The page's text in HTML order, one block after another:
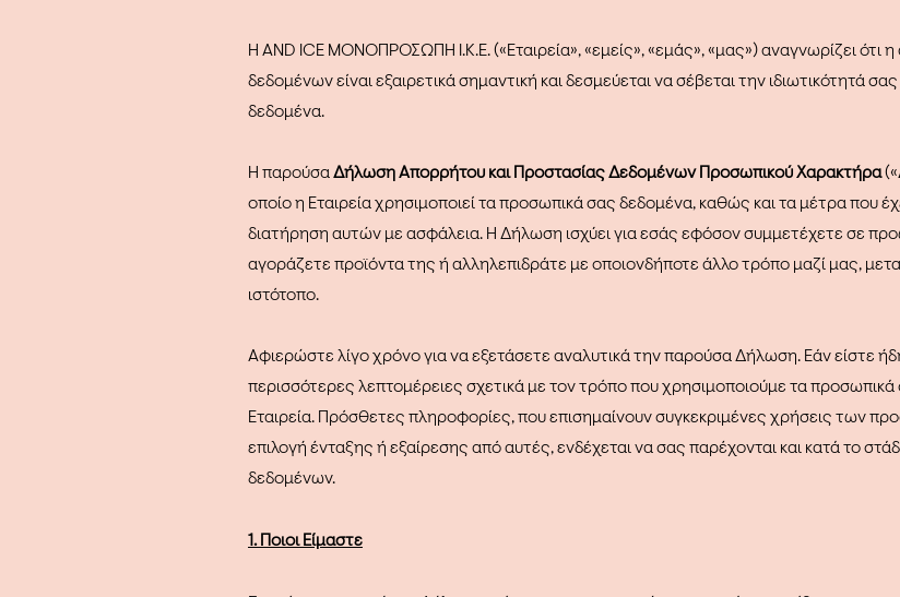
Η AND ICE ΜΟΝΟΠΡΟΣΩΠΗ Ι.Κ.Ε. («Εταιρεία», «εμείς», «εμάς», «μας») αναγνωρίζει
δεδομένων είναι εξαιρετικά σημαντική και δεσμεύεται να σέβεται την ιδιωτικότητά
δεδομένα.
Η παρούσαΔήλωση Απορρήτου και Προστασίας Δεδομένων Προσωπικού Χαρακτήρα
οποίο η Εταιρεία χρησιμοποιεί τα προσωπικά σας δεδομένα, καθώς και τα μέτρα που
διατήρηση αυτών με ασφάλεια. Η Δήλωση ισχύει για εσάς εφόσον συμμετέχετε σε
αγοράζετε προϊόντα της ή αλληλεπιδράτε με οποιονδήποτε άλλο τρόπο μαζί μας,
ιστότοπο.
Αφιερώστε λίγο χρόνο για να εξετάσετε αναλυτικά την παρούσα Δήλωση. Εάν είστε
περισσότερες λεπτομέρειες σχετικά με τον τρόπο που χρησιμοποιούμε τα
Εταιρεία. Πρόσθετες πληροφορίες, που επισημαίνουν συγκεκριμένες χρήσεις των
επιλογή ένταξης ή εξαίρεσης από αυτές, ενδέχεται να σας παρέχονται και κατά το
δεδομένων.
1. Ποιοι Είμαστε